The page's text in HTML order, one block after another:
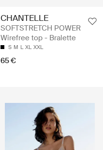
CHANTELLE
SOFTSTRETCH POWER
Wirefree top - Bralette
S M L XL XXL
65 €